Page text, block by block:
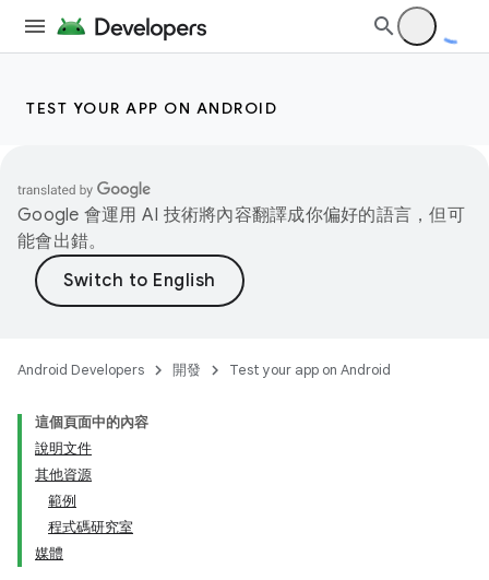
TEST YOUR APP ON ANDROID
Google 會運用 AI 技術將內容翻譯成你偏好的語言，但可
能會出錯。
Android Developers 開發 Test your app on Android
這個頁面中的內容
說明文件
其他資源
範例
程式碼研究室
媒體